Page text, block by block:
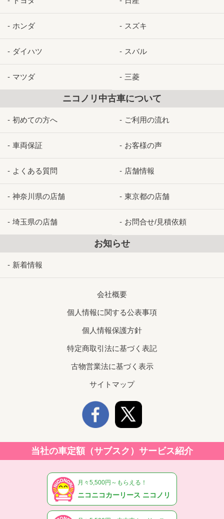
ホンダ スズキ
ダイハツ スバル
マツダ 三菱
ニコノリ中古車について
初めての方へ ご利用の流れ
車両保証 お客様の声
よくある質問 店舗情報
神奈川県の店舗 東京都の店舗
埼玉県の店舗 お問合せ/見積依頼
お知らせ
新着情報
会社概要
個人情報に関する公表事項
個人情報保護方針
特定商取引法に基づく表記
古物営業法に基づく表示
サイトマップ
当社の車定額（サブスク）サービス紹介
月々5,500円～もらえる！
ニコニコカーリース ニコノリ